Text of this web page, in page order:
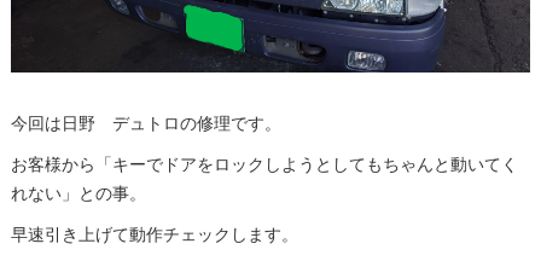
今回は日野 デュトロの修理です。
お客様から「キーでドアをロックしようとしてもちゃんと動いてく
れない」との事。
早速引き上げて動作チェックします。